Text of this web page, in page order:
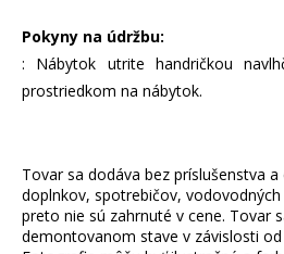
Pokyny na údržbu:
: Nábytok utrite handričkou
prostriedkom na nábytok.
Tovar sa dodáva bez príslušenstva
doplnkov, spotrebičov,
preto nie sú zahrnuté v cene. Tovar
demontovanom stave v závislosti